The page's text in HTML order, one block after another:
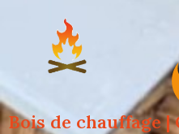
Bois de chauffage |